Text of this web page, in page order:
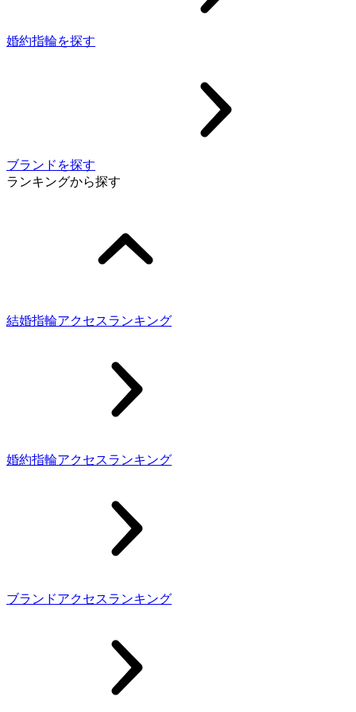
婚約指輪を探す
ブランドを探す
ランキングから探す
結婚指輪アクセスランキング
婚約指輪アクセスランキング
ブランドアクセスランキング